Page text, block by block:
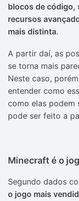
blocos de código,
recursos
mais distinta.
A partir daí, as
se torna mais
Neste caso,
entender como
como elas podem
pode ser feito a
Minecraft é o
Segundo dados
o jogo mais